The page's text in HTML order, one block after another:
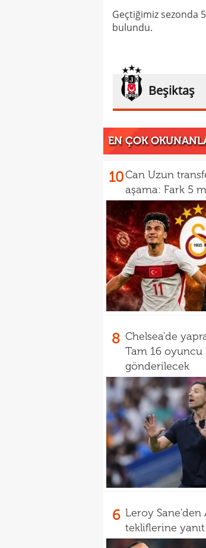
Geçtiğimiz sezonda
bulundu.
Beşiktaş
EN ÇOK
10Can Uzun
aşama: Fark 5
8 Chelsea'de
Tam 16 oyuncu
gönderilecek
6 Leroy Sane'den
tekliflerine yanıt